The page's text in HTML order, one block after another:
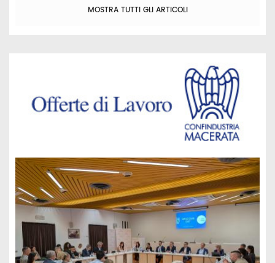
MOSTRA TUTTI GLI ARTICOLI